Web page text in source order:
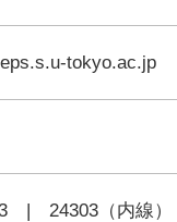
tokyo.ac.jp
| 24303（内線）